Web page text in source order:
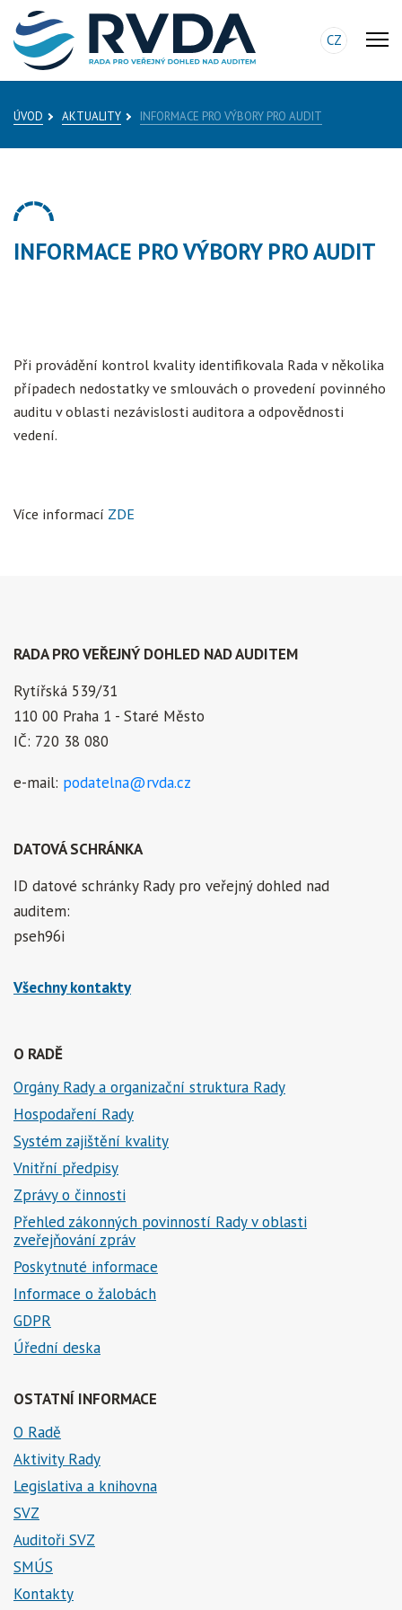
CZ
ÚVOD AKTUALITY INFORMACE PRO VÝBORY PRO AUDIT
INFORMACE PRO VÝBORY PRO AUDIT
Při provádění kontrol kvality identifikovala Rada v několika
případech nedostatky ve smlouvách o provedení povinného
auditu v oblasti nezávislosti auditora a odpovědnosti
vedení.
Více informací ZDE
RADA PRO VEŘEJNÝ DOHLED NAD AUDITEM
Rytířská 539/31
110 00 Praha 1 - Staré Město
IČ: 720 38 080
e-mail: podatelna@rvda.cz
DATOVÁ SCHRÁNKA
ID datové schránky Rady pro veřejný dohled nad
auditem:
pseh96i
Všechny kontakty
O RADĚ
Orgány Rady a organizační struktura Rady
Hospodaření Rady
Systém zajištění kvality
Vnitřní předpisy
Zprávy o činnosti
Přehled zákonných povinností Rady v oblasti
zveřejňování zpráv
Poskytnuté informace
Informace o žalobách
GDPR
Úřední deska
OSTATNÍ INFORMACE
O Radě
Aktivity Rady
Legislativa a knihovna
SVZ
Auditoři SVZ
SMÚS
Kontakty